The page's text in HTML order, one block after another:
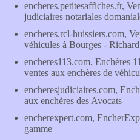
encheres.petitesaffiches.fr,
judiciaires notariales
encheres.rcl-huissiers.com,
véhicules à Bourges -
encheres113.com, Enchères
ventes aux enchères de
encheresjudiciaires.com,
aux enchères des Avocats
encherexpert.com,
gamme